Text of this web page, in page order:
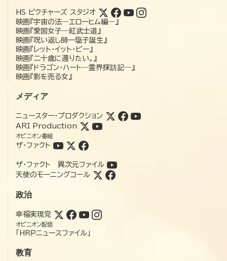
HS ピクチャーズ スタジオ
映画『宇宙の法―エローヒム編―』
映画『愛国女子―紅武士道』
映画『呪い返し師—塩子誕生』
映画『レット・イット・ビー』
映画『二十歳に還りたい。』
映画『ドラゴン・ハート―霊界探訪記―』
映画『影を売る女』
メディア
ニュースター・プロダクション
ARI Production
オピニオン番組
ザ・ファクト
ザ・ファクト 異次元ファイル
天使のモーニングコール
政治
幸福実現党
オピニオン配信
「HRPニュースファイル」
教育